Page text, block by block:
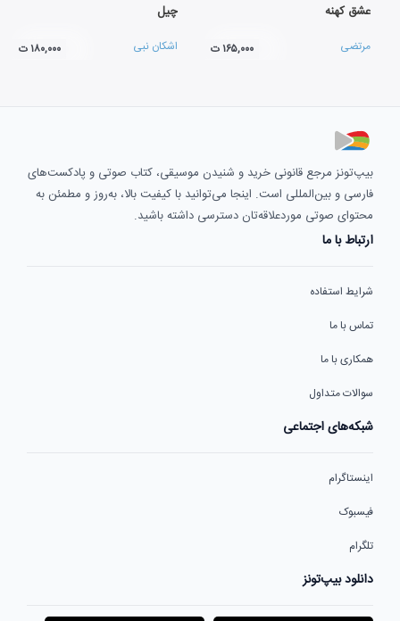
عشق کهنه
مرتضی ۱۶۵,۰۰۰ ت
چیل
اشکان نبی ۱۸۰,۰۰۰ ت
بیپ‌تونز مرجع قانونی خرید و شنیدن موسیقی، کتاب صوتی و پادکست‌های
فارسی و بین‌المللی است. اینجا می‌توانید با کیفیت بالا، به‌روز و مطمئن به
محتوای صوتی موردعلاقه‌تان دسترسی داشته باشید.
ارتباط با ما
شرایط استفاده
تماس با ما
همکاری با ما
سوالات متداول
شبکه‌های اجتماعی
اینستاگرام
فیسبوک
تلگرام
دانلود بیپ‌تونز